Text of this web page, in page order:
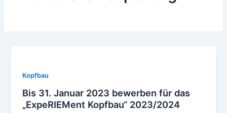
Kopfbau
Bis 31. Januar 2023 bewerben für das
„ExpeRIEMent Kopfbau“ 2023/2024